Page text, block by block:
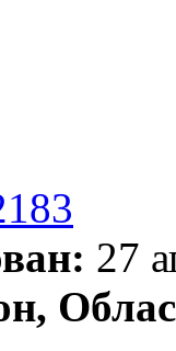
27